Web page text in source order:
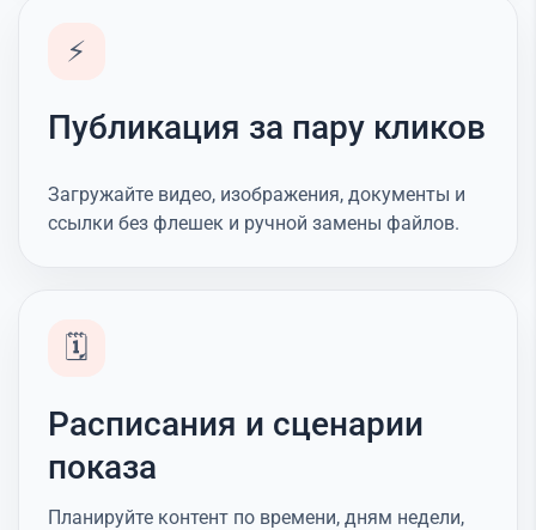
⚡
Публикация за пару кликов
Загружайте видео, изображения, документы и
ссылки без флешек и ручной замены файлов.
🗓️
Расписания и сценарии
показа
Планируйте контент по времени, дням недели,